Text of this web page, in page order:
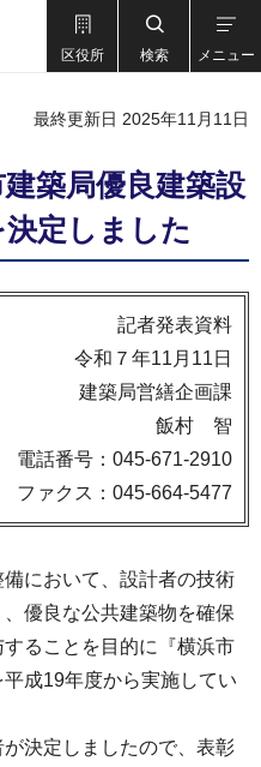
区役所 検索 メニュー
最終更新日 2025年11月11日
築局優良建築設
定しました
記者発表資料
令和７年11月11日
建築局営繕企画課
飯村 智
電話番号：045-671-2910
ファクス：045-664-5477
において、設計者の技術
優良な公共建築物を確保
ることを目的に『横浜市
成19年度から実施してい
決定しましたので、表彰